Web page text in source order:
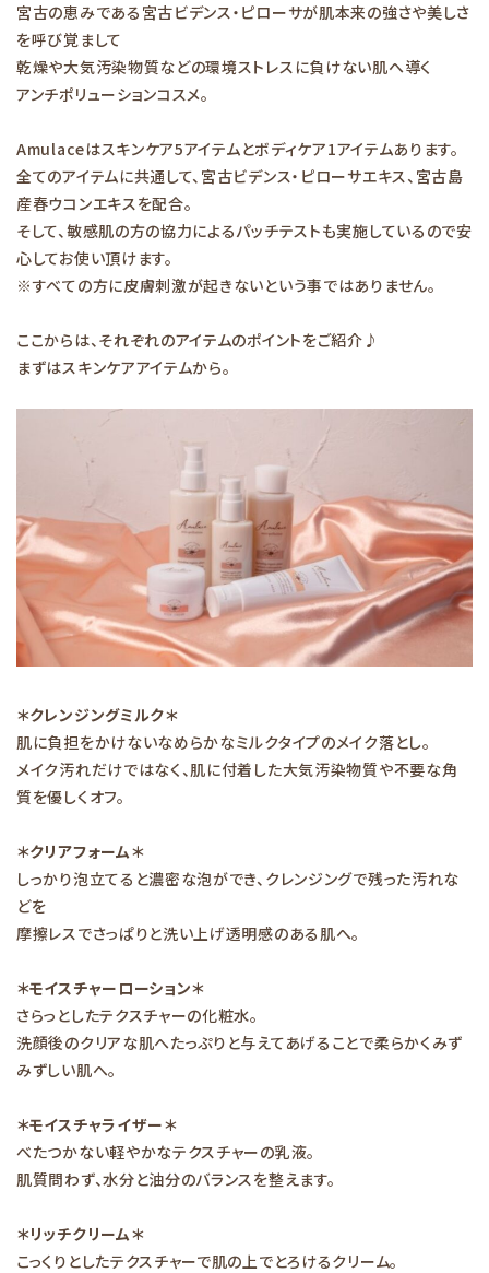
宮古の恵みである宮古ビデンス・ピローサが肌本来の強さや美しさ
を呼び覚まして
乾燥や大気汚染物質などの環境ストレスに負けない肌へ導く
アンチポリューションコスメ。
Amulaceはスキンケア5アイテムとボディケア1アイテムあります。
全てのアイテムに共通して、宮古ビデンス・ピローサエキス、宮古島
産春ウコンエキスを配合。
そして、敏感肌の方の協力によるパッチテストも実施しているので安
心してお使い頂けます。
※すべての方に皮膚刺激が起きないという事ではありません。
ここからは、それぞれのアイテムのポイントをご紹介♪
まずはスキンケアアイテムから。
＊クレンジングミルク＊
肌に負担をかけないなめらかなミルクタイプのメイク落とし。
メイク汚れだけではなく、肌に付着した大気汚染物質や不要な角
質を優しくオフ。
＊クリアフォーム＊
しっかり泡立てると濃密な泡ができ、クレンジングで残った汚れな
どを
摩擦レスでさっぱりと洗い上げ透明感のある肌へ。
＊モイスチャーローション＊
さらっとしたテクスチャーの化粧水。
洗顔後のクリアな肌へたっぷりと与えてあげることで柔らかくみず
みずしい肌へ。
＊モイスチャライザー＊
べたつかない軽やかなテクスチャーの乳液。
肌質問わず、水分と油分のバランスを整えます。
＊リッチクリーム＊
こっくりとしたテクスチャーで肌の上でとろけるクリーム。